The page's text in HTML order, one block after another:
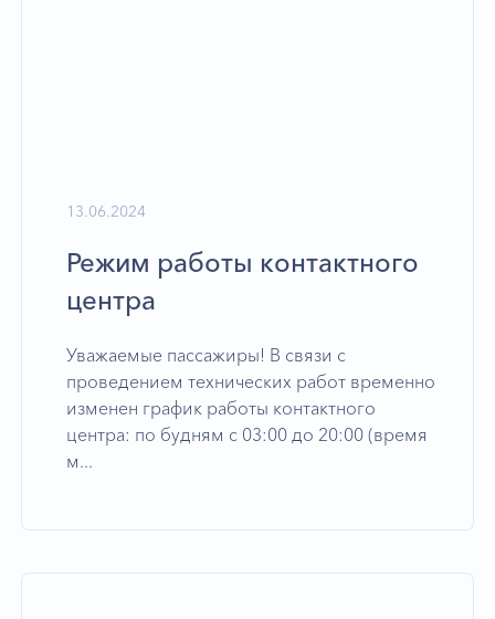
13.06.2024
Режим работы контактного
центра
Уважаемые пассажиры! В связи с
проведением технических работ временно
изменен график работы контактного
центра: по будням с 03:00 до 20:00 (время
м...